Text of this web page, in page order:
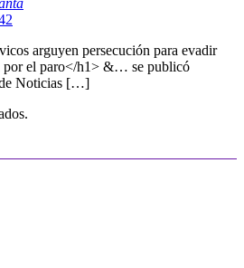
arguyen persecución para evadir
por el paro</h1> &… se publicó
Noticias […]